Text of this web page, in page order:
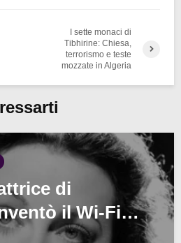
I sette monaci di
Tibhirine: Chiesa,
terrorismo e teste
mozzate in Algeria
di
il Wi-Fi…